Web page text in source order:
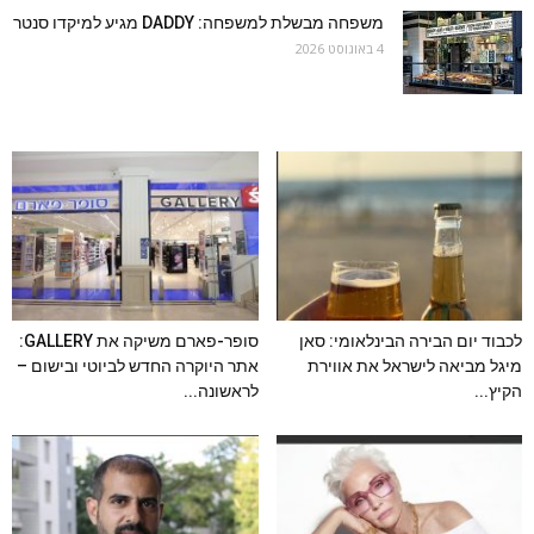
משפחה מבשלת למשפחה: DADDY מגיע למיקדו סנטר
4 באוגוסט 2026
לכבוד יום הבירה הבינלאומי: סאן
מיגל מביאה לישראל את אווירת
הקיץ...
סופר-פארם משיקה את GALLERY:
אתר היוקרה החדש לביוטי ובישום –
לראשונה...